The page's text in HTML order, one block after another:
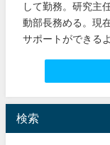
して勤務。研究主
動部長務める。現
サポートができる
検索